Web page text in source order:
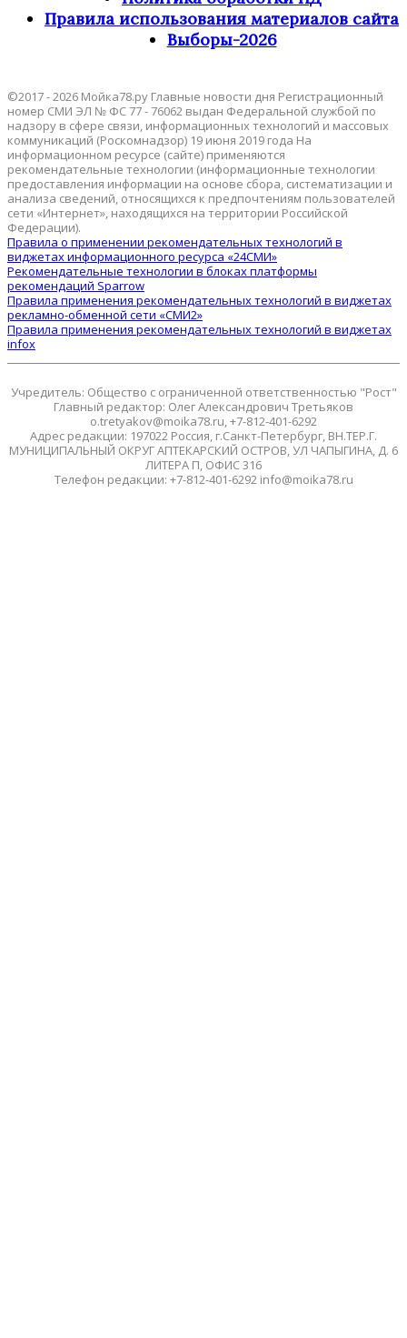
Правила использования материалов сайта
Выборы-2026
©2017 - 2026 Мойка78.ру Главные новости дня Регистрационный
номер СМИ ЭЛ № ФС 77 - 76062 выдан Федеральной службой по
надзору в сфере связи, информационных технологий и массовых
коммуникаций (Роскомнадзор) 19 июня 2019 года На
информационном ресурсе (сайте) применяются
рекомендательные технологии (информационные технологии
предоставления информации на основе сбора, систематизации и
анализа сведений, относящихся к предпочтениям пользователей
сети «Интернет», находящихся на территории Российской
Федерации).
Правила о применении рекомендательных технологий в
виджетах информационного ресурса «24СМИ»
Рекомендательные технологии в блоках платформы
рекомендаций Sparrow
Правила применения рекомендательных технологий в виджетах
рекламно-обменной сети «СМИ2»
Правила применения рекомендательных технологий в виджетах
infox
Учредитель: Общество с ограниченной ответственностью "Рост"
Главный редактор: Олег Александрович Третьяков
o.tretyakov@moika78.ru, +7-812-401-6292
Адрес редакции: 197022 Россия, г.Санкт-Петербург, ВН.ТЕР.Г.
МУНИЦИПАЛЬНЫЙ ОКРУГ АПТЕКАРСКИЙ ОСТРОВ, УЛ ЧАПЫГИНА, Д. 6
ЛИТЕРА П, ОФИС 316
Телефон редакции: +7-812-401-6292 info@moika78.ru